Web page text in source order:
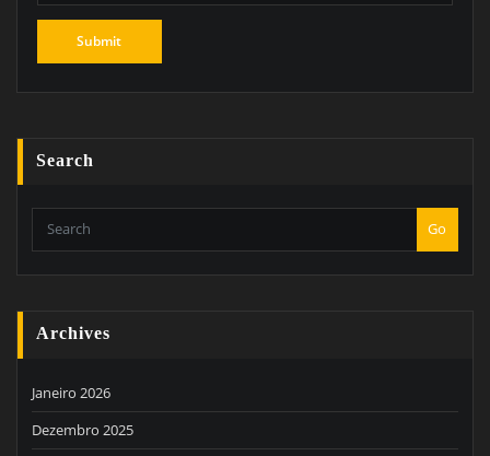
Search
Go
Archives
Janeiro 2026
Dezembro 2025